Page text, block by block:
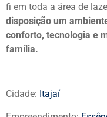
fi em toda a área de
disposição um
conforto, tecnologia e
família.
Cidade: Itajaí